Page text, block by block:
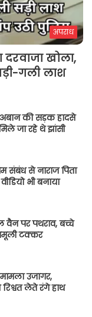
अपराध
खोला,
गली लाश
की सड़क हादसे
जा रहे थे झांसी
संबंध से नाराज पिता
भी बनाया
वैन पर पथराव, बच्चे
टक्कर
मामला उजागर,
लेते रंगे हाथ